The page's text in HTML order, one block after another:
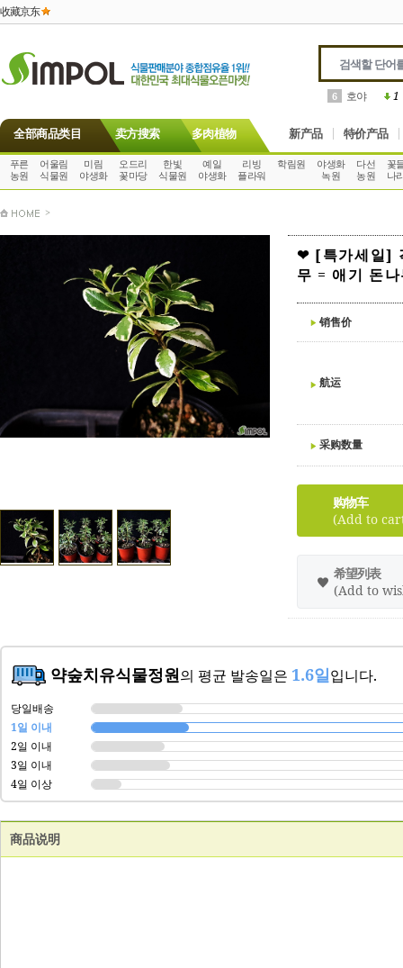
收藏京东
6 호야 1
全部商品类目 卖方搜索 多肉植物 新产品 特价产品
푸른
농원
어울림
식물원
미림
야생화
오드리
꽃마당
한빛
식물원
예일
야생화
리빙
플라워
학림원
야생화
녹원
다선
농원
꽃
나
>
❤ [특가세일]
무 = 애기 돈
销售价
航运
采购数量
购物车
(Add to
希望列表
(Add to
약숲치유식물정원의 평균 발송일은 1.6일입니다.
당일배송
1일 이내
2일 이내
3일 이내
4일 이상
商品说明